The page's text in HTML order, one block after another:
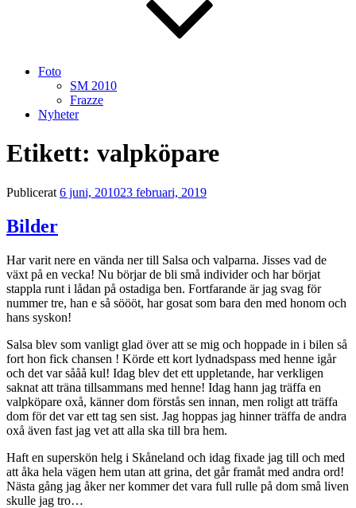
Foto
SM 2010
Frazze
Nyheter
Etikett: valpköpare
Publicerat 6 juni, 201023 februari, 2019
Bilder
Har varit nere en vända ner till Salsa och valparna. Jisses vad de
växt på en vecka! Nu börjar de bli små individer och har börjat
stappla runt i lådan på ostadiga ben. Fortfarande är jag svag för
nummer tre, han e så söööt, har gosat som bara den med honom och
hans syskon!
Salsa blev som vanligt glad över att se mig och hoppade in i bilen så
fort hon fick chansen ! Körde ett kort lydnadspass med henne igår
och det var sååå kul! Idag blev det ett uppletande, har verkligen
saknat att träna tillsammans med henne! Idag hann jag träffa en
valpköpare oxå, känner dom förstås sen innan, men roligt att träffa
dom för det var ett tag sen sist. Jag hoppas jag hinner träffa de andra
oxå även fast jag vet att alla ska till bra hem.
Haft en superskön helg i Skåneland och idag fixade jag till och med
att åka hela vägen hem utan att grina, det går framåt med andra ord!
Nästa gång jag åker ner kommer det vara full rulle på dom små liven
skulle jag tro…